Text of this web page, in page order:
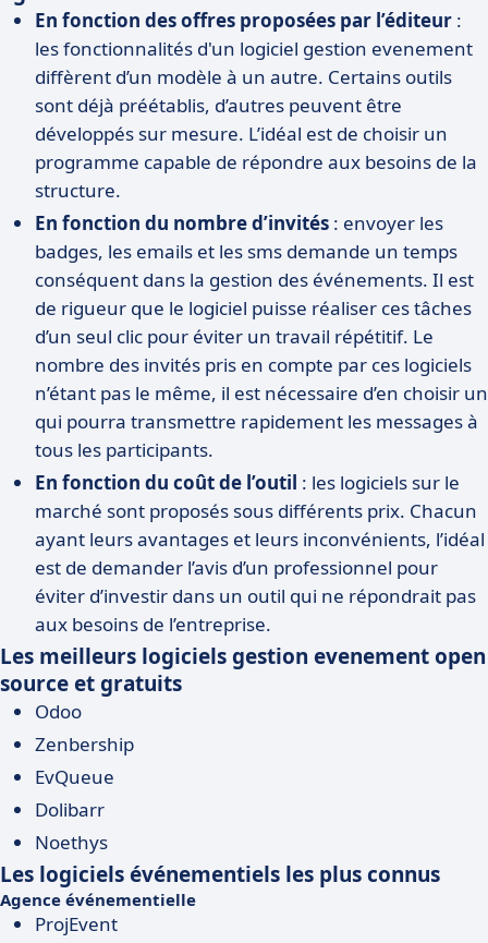
En fonction des offres proposées par l’éditeur :
les fonctionnalités d'un logiciel gestion evenement
diffèrent d’un modèle à un autre. Certains outils
sont déjà préétablis, d’autres peuvent être
développés sur mesure. L’idéal est de choisir un
programme capable de répondre aux besoins de la
structure.
En fonction du nombre d’invités : envoyer les
badges, les emails et les sms demande un temps
conséquent dans la gestion des événements. Il est
de rigueur que le logiciel puisse réaliser ces tâches
d’un seul clic pour éviter un travail répétitif. Le
nombre des invités pris en compte par ces logiciels
n’étant pas le même, il est nécessaire d’en choisir un
qui pourra transmettre rapidement les messages à
tous les participants.
En fonction du coût de l’outil : les logiciels sur le
marché sont proposés sous différents prix. Chacun
ayant leurs avantages et leurs inconvénients, l’idéal
est de demander l’avis d’un professionnel pour
éviter d’investir dans un outil qui ne répondrait pas
aux besoins de l’entreprise.
Les meilleurs logiciels gestion evenement open
source et gratuits
Odoo
Zenbership
EvQueue
Dolibarr
Noethys
Les logiciels événementiels les plus connus
Agence événementielle
ProjEvent